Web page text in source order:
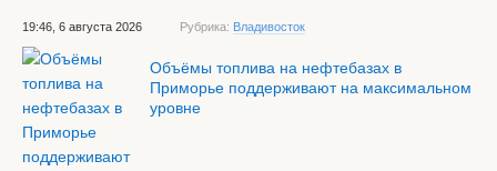
19:46, 6 августа 2026 Рубрика: Владивосток
Объёмы топлива на нефтебазах в
Приморье поддерживают на максимальном
уровне